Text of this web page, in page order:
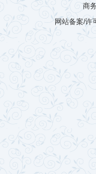
商
网站备案/许
建筑垃圾粉碎机 球磨机厂家
半湿物料粉碎机 腻子粉搅拌
拌机 鸡粪烘干机 木材粉碎